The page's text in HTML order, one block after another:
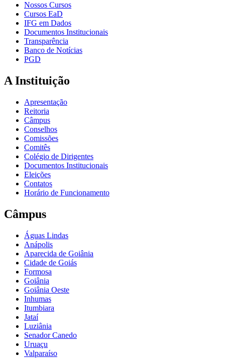
Nossos Cursos
Cursos EaD
IFG em Dados
Documentos Institucionais
Transparência
Banco de Notícias
PGD
A Instituição
Apresentação
Reitoria
Câmpus
Conselhos
Comissões
Comitês
Colégio de Dirigentes
Documentos Institucionais
Eleições
Contatos
Horário de Funcionamento
Câmpus
Águas Lindas
Anápolis
Aparecida de Goiânia
Cidade de Goiás
Formosa
Goiânia
Goiânia Oeste
Inhumas
Itumbiara
Jataí
Luziânia
Senador Canedo
Uruaçu
Valparaíso